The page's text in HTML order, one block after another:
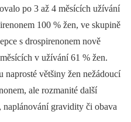
po 3 až 4 měsících užívání
100 % žen, ve skupině
s drospirenonem nově
v užívání 61 % žen.
většiny žen nežádoucí
ale rozmanité další
naplánování gravidity či obava